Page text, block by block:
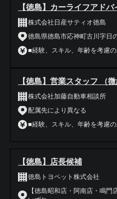
【徳島】カーライフアドバ
株式会社日産サティオ徳島
徳島県徳島市応神町古川字日
■経験、スキル、年齢を考慮
【徳島】営業スタッフ （
株式会社加藤自動車相談所
配属先により異なる
■経験、スキル、年齢を考慮
【徳島】店長候補
徳島トヨペット株式会社
【徳島昭和店・阿南店・鳴門